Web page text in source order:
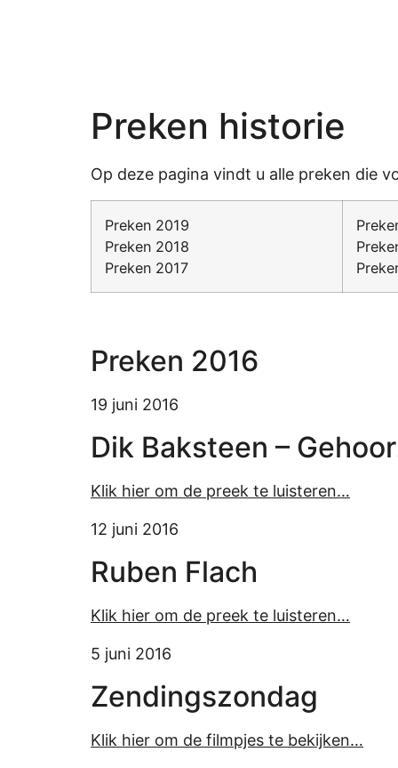
Preken historie
Op deze pagina vindt u alle preken die
Preken 2019
Preken 2018
Preken 2017
Preken 2016
19 juni 2016
Dik Baksteen –
Klik hier om de preek te luisteren…
12 juni 2016
Ruben Flach
Klik hier om de preek te luisteren…
5 juni 2016
Zendingszondag
Klik hier om de filmpjes te bekijken…